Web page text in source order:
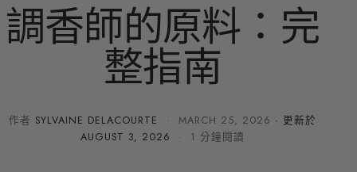
調香師的原料：完
整指南
作者 SYLVAINE DELACOURTE · MARCH 25, 2026 · 更新於
AUGUST 3, 2026
· 1 分鐘閱讀